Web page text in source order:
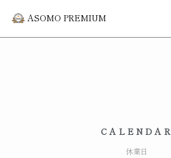
ASOMO PREMIUM
CALENDAR
休業日